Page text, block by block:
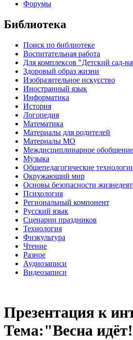
Форумы
Библиотека
Поиск по библиотеке
Воспитательная работа
Для комплексов "Детский сад-
Здоровый образ жизни
Изобразительное искусство
Иностранный язык
Информатика
История
Логопедия
Математика
Материалы для родителей
Материалы МО
Междисциплинарное обобщение
Музыка
Общепедагогические
Окружающий мир
Основы безопасности
Психология
Региональный компонент
Русский язык
Сценарии праздников
Технология
Физкультура
Чтение
Разное
Аудиозаписи
Видеозаписи
Презентация к
Тема:"Весна